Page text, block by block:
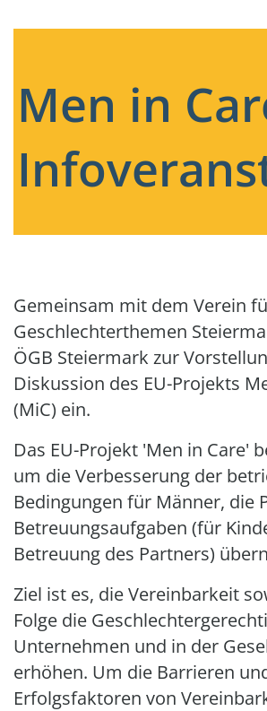
Men in
Gemeinsam mit dem Verein
Geschlechterthemen
ÖGB Steiermark zur
Diskussion des EU-Projekts
(MiC) ein.
Das EU-Projekt 'Men in Care'
um die Verbesserung der
Bedingungen für Männer, die
Betreuungsaufgaben (für
Betreuung des Partners)
Ziel ist es, die Vereinbarkeit
Folge die
Unternehmen und in der
erhöhen. Um die Barrieren
Erfolgsfaktoren von